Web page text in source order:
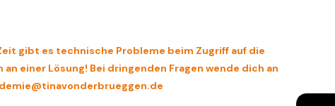
gibt es technische Probleme beim Zugriff auf die
einer Lösung! Bei dringenden Fragen wende dich an